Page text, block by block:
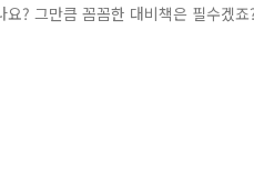
? 그만큼 꼼꼼한 대비책은 필수겠
소개해 드릴게요! 룰루랄라~♬ 올
쾡~해 보이네요. "그런 게 아니라~